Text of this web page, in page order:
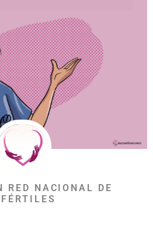
RED NACIONAL DE